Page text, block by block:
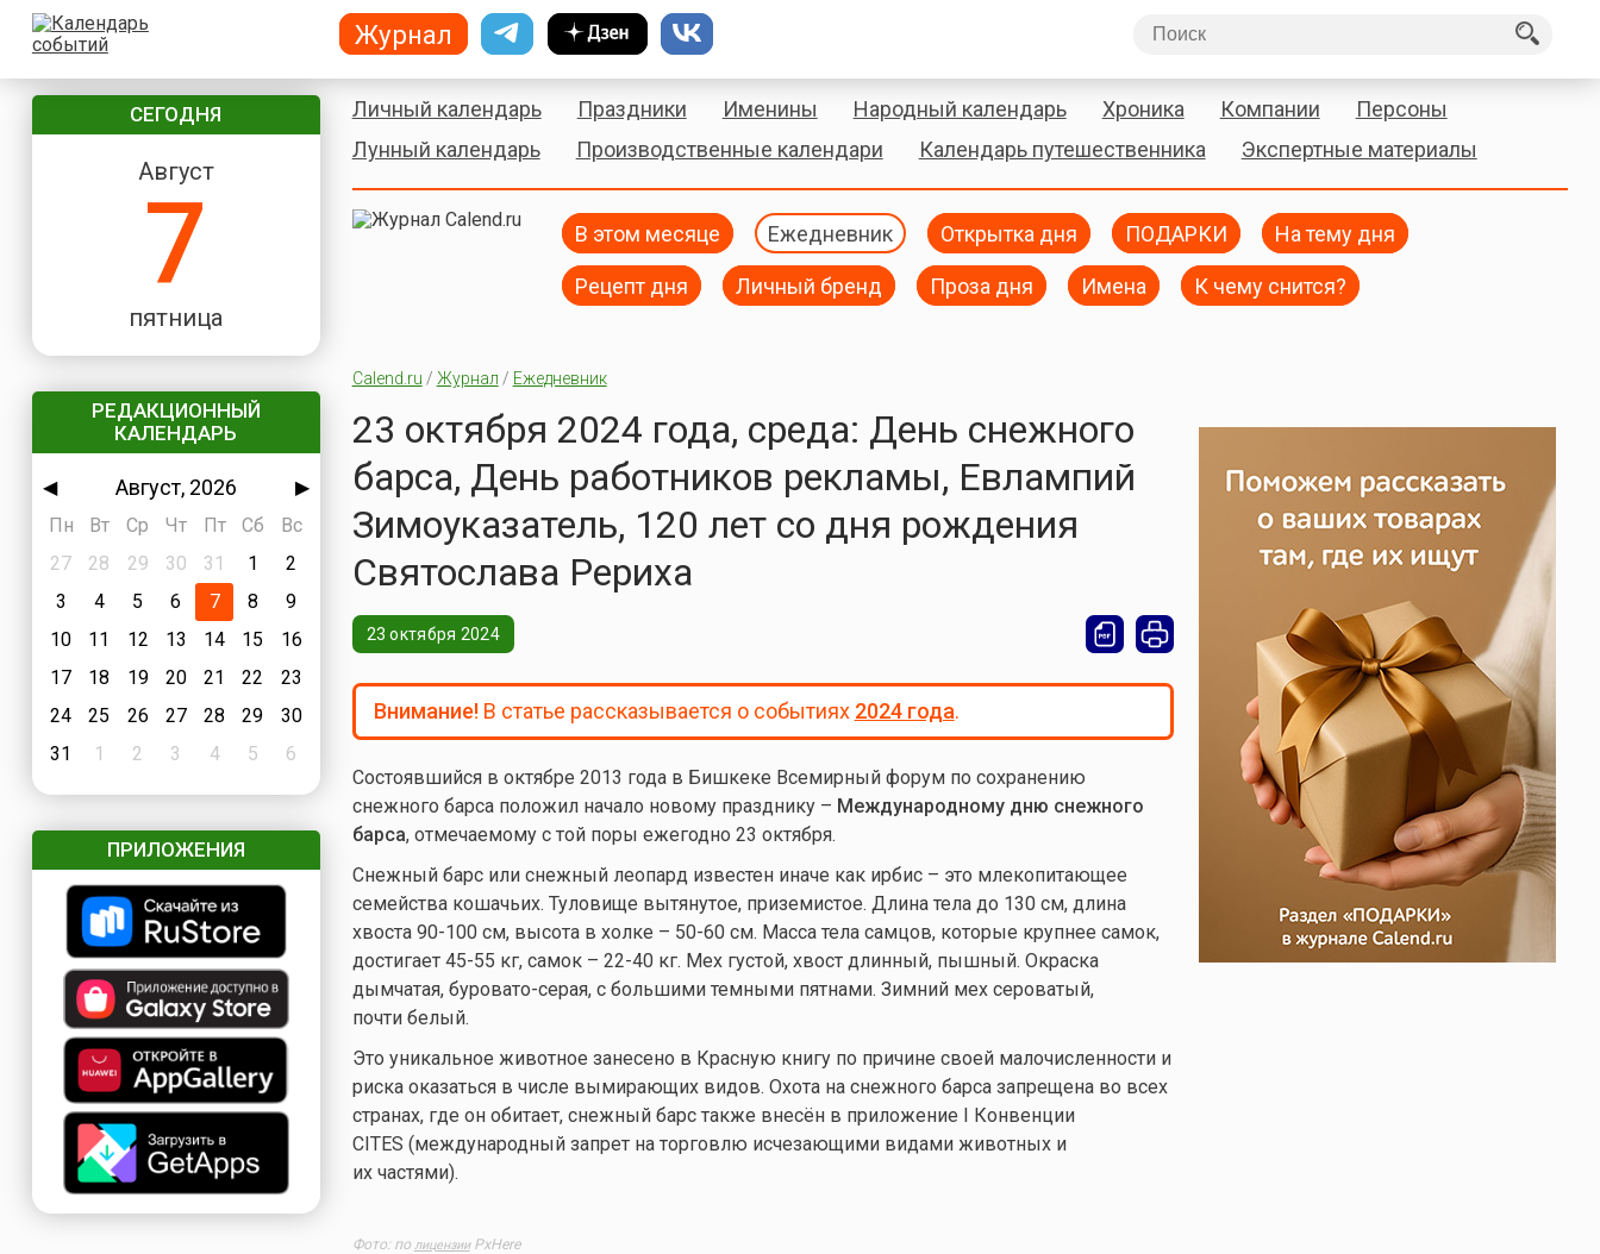
СЕГОДНЯ
Август
7
пятница
РЕДАКЦИОННЫЙ
КАЛЕНДАРЬ
◀ Август, 2026
▶
Пн
Вт Ср Чт Пт Сб
Вс
27
28 29 30 31 1
2
3
4 5 6 7 8
9
10
11 12 13 14 15
16
17
18 19 20 21 22
23
24
25 26 27 28 29
30
31
1 2 3 4 5 6
ПРИЛОЖЕНИЯ
Личный календарь Праздники Именины Народный календарь Хроника Компании
Персоны
Лунный календарь
Производственные календари Календарь путешественника Экспертные материалы
В этом месяце Ежедневник Открытка дня ПОДАРКИ На тему дня
Рецепт дня Личный бренд Проза дня Имена К чему снится?
Calend.ru / Журнал / Ежедневник
23 октября 2024 года, среда: День снежного
барса, День работников рекламы, Евлампий
Зимоуказатель, 120 лет со дня рождения
Святослава Рериха
23 октября 2024
Внимание!В статье рассказывается о событиях 2024 года.
Состоявшийся в октябре 2013 года в Бишкеке Всемирный форум по сохранению
снежного барса положил начало новому празднику – Международному дню снежного
барса, отмечаемому с той поры ежегодно 23 октября.
Снежный барс или снежный леопард известен иначе как ирбис – это млекопитающее
семейства кошачьих. Туловище вытянутое, приземистое. Длина тела до 130 см, длина
хвоста 90-100 см, высота в холке – 50-60 см. Масса тела самцов, которые крупнее самок,
достигает 45-55 кг, самок – 22-40 кг. Мех густой, хвост длинный, пышный. Окраска
дымчатая, буровато-серая, с большими темными пятнами. Зимний мех сероватый,
почти белый.
Это уникальное животное занесено в Красную книгу по причине своей малочисленности и
риска оказаться в числе вымирающих видов. Охота на снежного барса запрещена во всех
странах, где он обитает, снежный барс также внесён в приложение I Конвенции
CITES (международный запрет на торговлю исчезающими видами животных и
их частями).
Фото: по лицензииPxHere
Журнал